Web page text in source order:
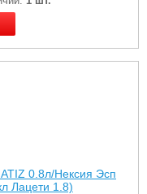
0.8л/Нексия Эсп
Лацети 1.8)